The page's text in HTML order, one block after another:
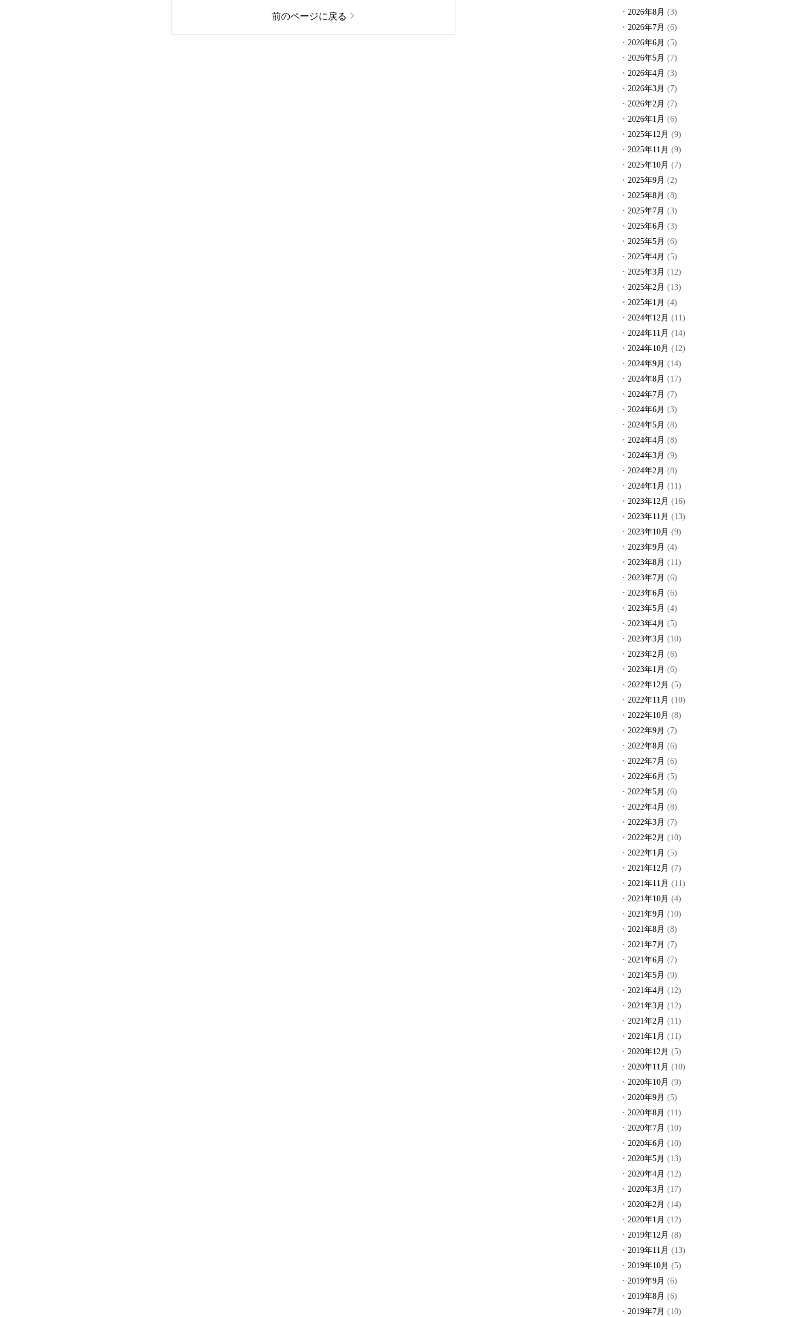
前のページに戻る 2026年8月 (3)
2026年7月 (6)
2026年6月 (5)
2026年5月 (7)
2026年4月 (3)
2026年3月 (7)
2026年2月 (7)
2026年1月 (6)
2025年12月 (9)
2025年11月 (9)
2025年10月 (7)
2025年9月 (2)
2025年8月 (8)
2025年7月 (3)
2025年6月 (3)
2025年5月 (6)
2025年4月 (5)
2025年3月 (12)
2025年2月 (13)
2025年1月 (4)
2024年12月 (11)
2024年11月 (14)
2024年10月 (12)
2024年9月 (14)
2024年8月 (17)
2024年7月 (7)
2024年6月 (3)
2024年5月 (8)
2024年4月 (8)
2024年3月 (9)
2024年2月 (8)
2024年1月 (11)
2023年12月 (16)
2023年11月 (13)
2023年10月 (9)
2023年9月 (4)
2023年8月 (11)
2023年7月 (6)
2023年6月 (6)
2023年5月 (4)
2023年4月 (5)
2023年3月 (10)
2023年2月 (6)
2023年1月 (6)
2022年12月 (5)
2022年11月 (10)
2022年10月 (8)
2022年9月 (7)
2022年8月 (6)
2022年7月 (6)
2022年6月 (5)
2022年5月 (6)
2022年4月 (8)
2022年3月 (7)
2022年2月 (10)
2022年1月 (5)
2021年12月 (7)
2021年11月 (11)
2021年10月 (4)
2021年9月 (10)
2021年8月 (8)
2021年7月 (7)
2021年6月 (7)
2021年5月 (9)
2021年4月 (12)
2021年3月 (12)
2021年2月 (11)
2021年1月 (11)
2020年12月 (5)
2020年11月 (10)
2020年10月 (9)
2020年9月 (5)
2020年8月 (11)
2020年7月 (10)
2020年6月 (10)
2020年5月 (13)
2020年4月 (12)
2020年3月 (17)
2020年2月 (14)
2020年1月 (12)
2019年12月 (8)
2019年11月 (13)
2019年10月 (5)
2019年9月 (6)
2019年8月 (6)
2019年7月 (10)